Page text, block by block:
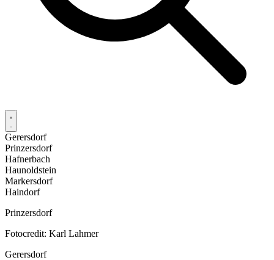
Gerersdorf
Prinzersdorf
Hafnerbach
Haunoldstein
Markersdorf
Haindorf
Prinzersdorf
Fotocredit: Karl Lahmer
Gerersdorf